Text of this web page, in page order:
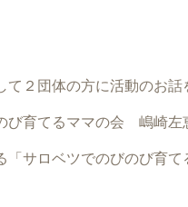
２団体の方に活動のお話
び育てるママの会 嶋崎左
「サロベツでのびのび育